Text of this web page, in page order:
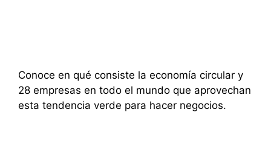
Conoce en qué consiste la economía circular y
28 empresas en todo el mundo que aprovechan
esta tendencia verde para hacer negocios.